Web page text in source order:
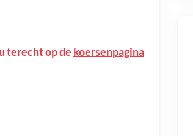
terecht op de koersenpagina